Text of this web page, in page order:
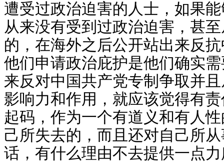
遭受过政治迫害的人士，如果
从来没有受到过政治迫害，甚
的，在海外之后公开站出来反
他们申请政治庇护是他们确实
来反对中国共产党专制争取并
影响力和作用，就应该觉得有
起码，作为一个有道义和有人
己所失去的，而且还对自己所
话，有什么理由不去提供一点